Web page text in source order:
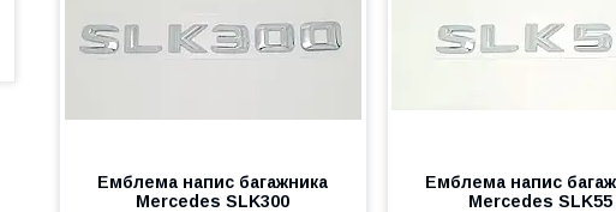
Емблема напис багажника
Mercedes SLK300
Емблема напис
Mercedes SLK55